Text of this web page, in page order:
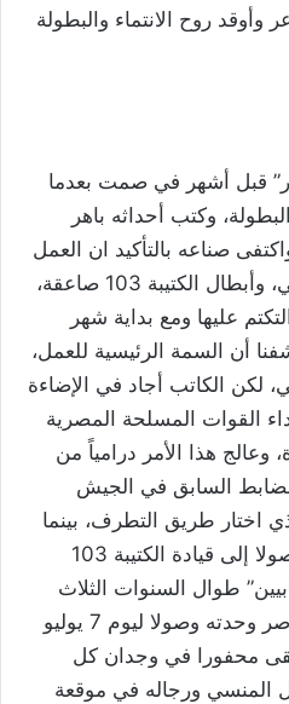
روح الانتماء والبطولة
قبل أشهر في صمت بعدما
وكتب أحداثه باهر
صناعه بالتأكيد ان العمل
درامي توثيقي لسيرة المنسي، وأبطال الكتيبة 103 صاعقة،
عليها ومع بداية شهر
أن السمة الرئيسية للعمل،
لكن الكاتب أجاد في الإضاءة
القوات المسلحة المصرية
وعالج هذا الأمر درامياً من
السابق في الجيش
اختار طريق التطرف، بينما
مضى المنسي في طريقه وصولا إلى قيادة الكتيبة 103
طوال السنوات الثلاث
التي تولى فيها مهمته مع عناصر وحدته وصولا ليوم 7 يوليو
سيبقى محفورا في وجدان كل
ورجاله في موقعة